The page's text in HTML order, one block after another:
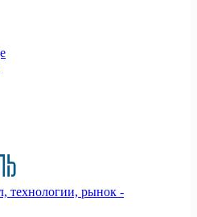
технологии, рынок -